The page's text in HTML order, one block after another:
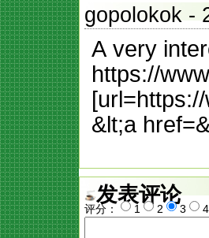
gopolokok -
A very
https://
&lt;a
发表评论
评分： 1 2 3 4